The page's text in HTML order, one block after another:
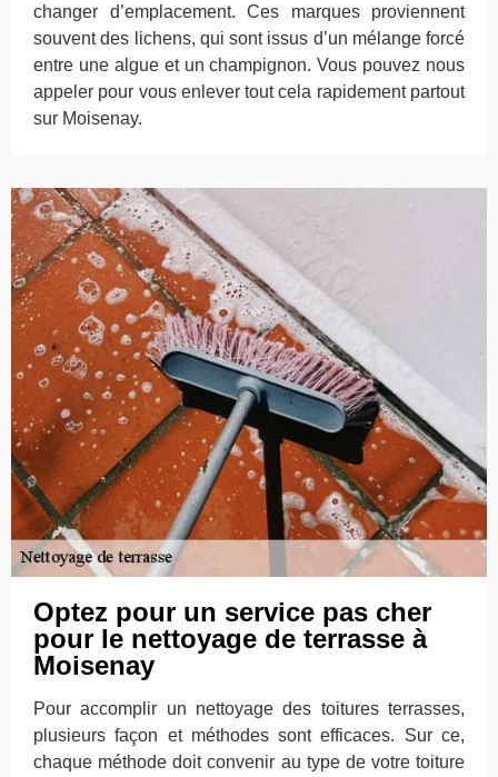
changer d’emplacement. Ces marques proviennent
souvent des lichens, qui sont issus d’un mélange forcé
entre une algue et un champignon. Vous pouvez nous
appeler pour vous enlever tout cela rapidement partout
sur Moisenay.
Optez pour un service pas cher
pour le nettoyage de terrasse à
Moisenay
Pour accomplir un nettoyage des toitures terrasses,
plusieurs façon et méthodes sont efficaces. Sur ce,
chaque méthode doit convenir au type de votre toiture